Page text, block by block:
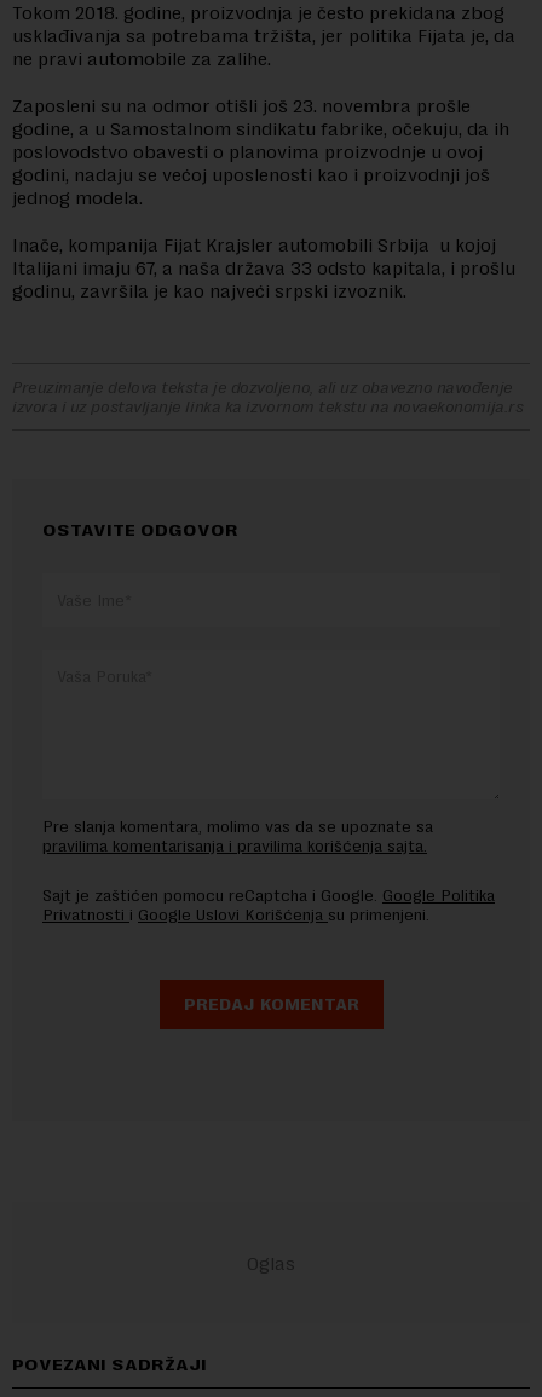
Tokom 2018. godine, proizvodnja je često prekidana zbog
usklađivanja sa potrebama tržišta, jer politika Fijata je, da
ne pravi automobile za zalihe.
Zaposleni su na odmor otišli još 23. novembra prošle
godine, a u Samostalnom sindikatu fabrike, očekuju, da ih
poslovodstvo obavesti o planovima proizvodnje u ovoj
godini, nadaju se većoj uposlenosti kao i proizvodnji još
jednog modela.
Inače, kompanija Fijat Krajsler automobili Srbija u kojoj
Italijani imaju 67, a naša država 33 odsto kapitala, i prošlu
godinu, završila je kao najveći srpski izvoznik.
Preuzimanje delova teksta je dozvoljeno, ali uz obavezno navođenje
izvora i uz postavljanje linka ka izvornom tekstu na novaekonomija.rs
OSTAVITE ODGOVOR
Pre slanja komentara, molimo vas da se upoznate sa
pravilima komentarisanja i pravilima korišćenja sajta.
Sajt je zaštićen pomocu reCaptcha i Google. Google Politika
Privatnosti i Google Uslovi Korišćenja su primenjeni.
POVEZANI SADRŽAJI